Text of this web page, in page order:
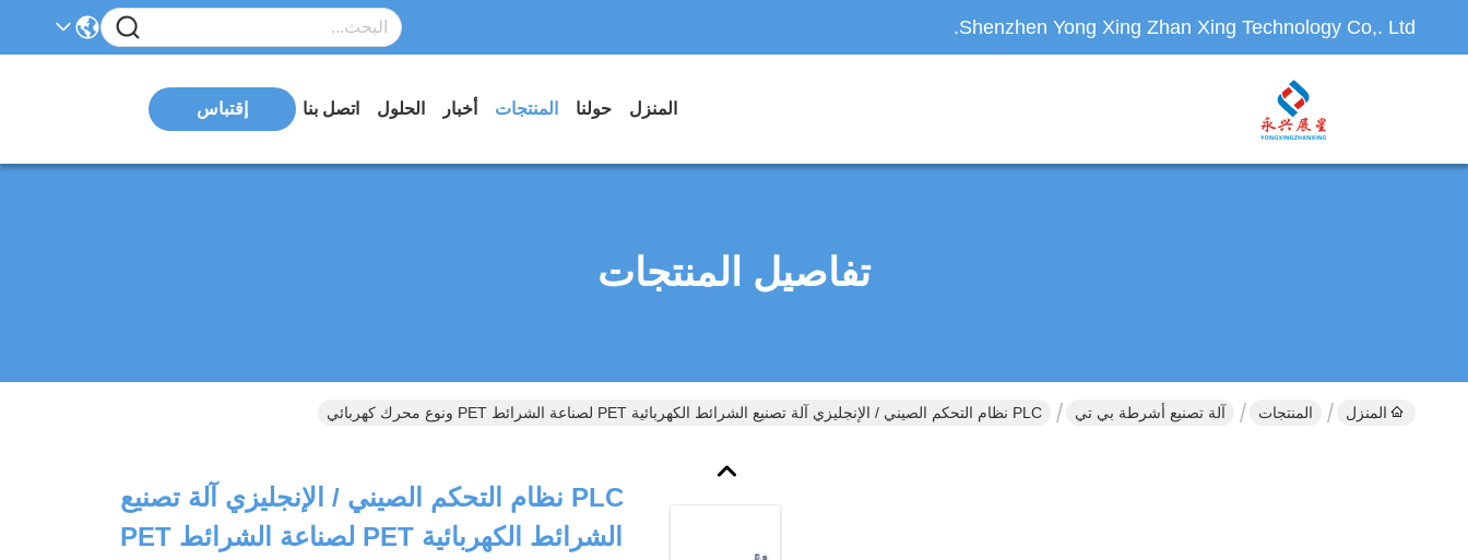
Shenzhen Yong Xing Zhan Xing Technology Co,. Ltd.
المنزل حولنا المنتجات أخبار الحلول اتصل بنا إقتباس
تفاصيل المنتجات
المنزل المنتجات آلة تصنيع أشرطة بي تي PLC نظام التحكم الصيني / الإنجليزي آلة تصنيع الشرائط الكهربائية PET لصناعة الشرائط PET ونوع محرك كهربائي
PLC نظام التحكم الصيني / الإنجليزي آلة تصنيع
الشرائط الكهربائية PET لصناعة الشرائط PET